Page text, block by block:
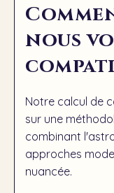
nous
Notre calcul de
sur une
combinant
approches
nuancée.